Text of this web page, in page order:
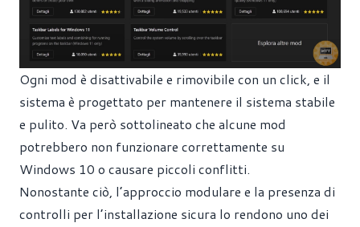
Ogni mod è disattivabile e rimovibile con un click, e il
sistema è progettato per mantenere il sistema stabile
e pulito. Va però sottolineato che alcune mod
potrebbero non funzionare correttamente su
Windows 10 o causare piccoli conflitti.
Nonostante ciò, l’approccio modulare e la presenza di
controlli per l’installazione sicura lo rendono uno dei